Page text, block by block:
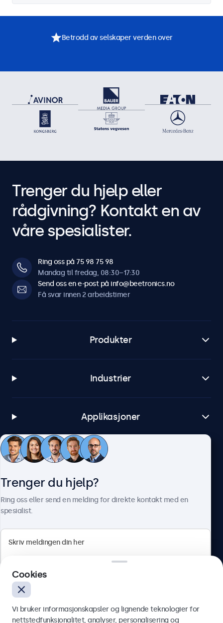
Betrodd av selskaper verden over
Trenger du hjelp eller
rådgivning? Kontakt en av
våre spesialister.
Ring oss på 75 98 75 98
Mandag til fredag, 08:30–17:30
Send oss en e-post på info@beetronics.no
Få svar innen 2 arbeidstimer
Produkter
Industrier
Applikasjoner
Kundeservice
Norsk
Trenger du hjelp?
Ring oss eller send en melding for direkte kontakt med en
spesialist.
Cookies
Vi bruker informasjonskapsler og lignende teknologier for
nettstedfunksjonalitet, analyser, personalisering og